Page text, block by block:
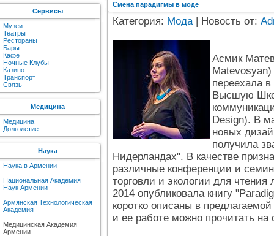
Сервисы
Музеи
Театры
Рестораны
Бары
Кафе
Ночные Клубы
Казино
Транспорт
Связь
Медицина
Медицина
Долголетие
Наука
Наука в Армении
Национальная Академия
Наук Армении
Армянская Технологическая
Академия
Медицинская Академия
Армении
Смена парадигмы в моде
Категория: Мода| Новость от:
Асмик
переехала
Высшую
Design). В
новых
получила
Нидерландах". В качестве
различные конференции и
торговли и экологии для
2014 опубликовала книгу
коротко описаны в
и ее работе можно прочитать на